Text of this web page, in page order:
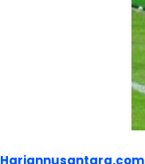
Hariannusantara.com